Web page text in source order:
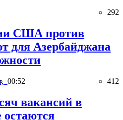
292
США против
для Азербайджана
00:52 412
вакансий в
остаются